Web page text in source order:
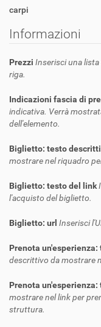
carpi
Informazioni
Prezzi Inserisci una
riga.
Indicazioni fascia di
indicativa. Verrà
dell'elemento.
Biglietto: testo
mostrare nel riquadro
Biglietto: testo del link
l'acquisto del biglietto.
Biglietto: url Inserisci
Prenota
descrittivo da mostrare
Prenota
mostrare nel link per
struttura.